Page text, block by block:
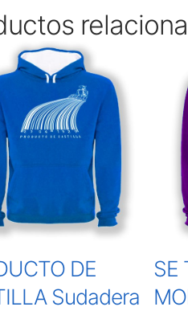
DE
Sudadera
SE